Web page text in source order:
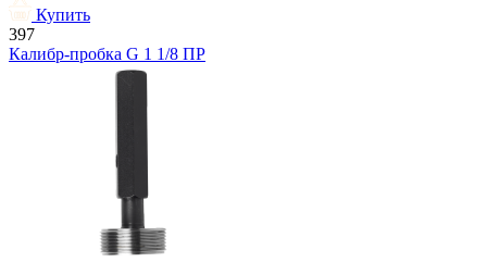
Купить
397
Калибр-пробка G 1 1/8 ПР